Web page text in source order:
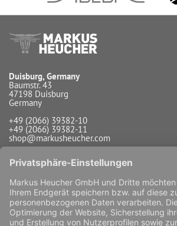
Duisburg, Germany
Baumstr. 43
47198 Duisburg
Germany
+49 (2066) 39382-10
+49 (2066) 39382-11
shop@markusheucher.com
Info / Service
Zahlungsarten